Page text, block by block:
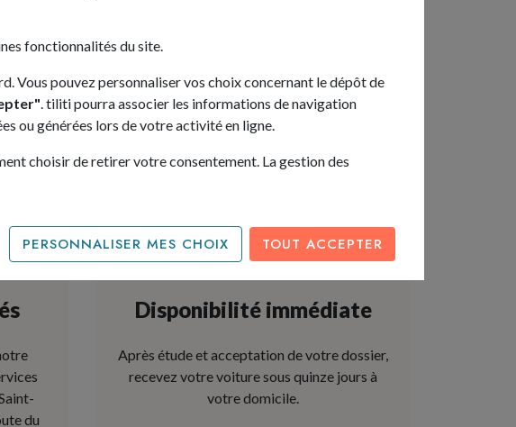
fonctionnalités du site.
Vous pouvez personnaliser vos choix concernant le dépôt de
. tiliti pourra associer les informations de navigation
ou générées lors de votre activité en ligne.
choisir de retirer votre consentement. La gestion des
PERSONNALISER MES CHOIX TOUT ACCEPTER
du
Disponibilité immédiate
Après étude et acceptation de votre dossier,
recevez votre voiture sous quinze jours à
votre domicile.